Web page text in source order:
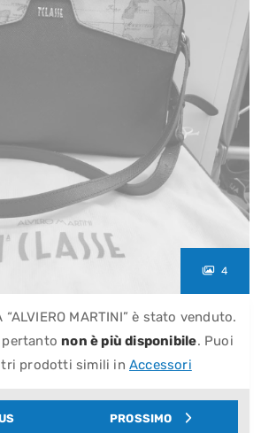
4
MARTINI” è stato venduto.
pertantonon è più disponibile. Puoi
prodotti simili in Accessori
PROSSIMO